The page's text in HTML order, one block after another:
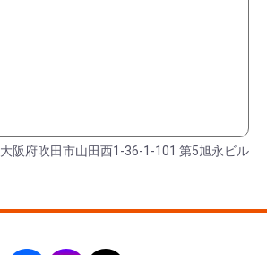
大阪府吹田市山田西1-36-1-101 第5旭永ビル